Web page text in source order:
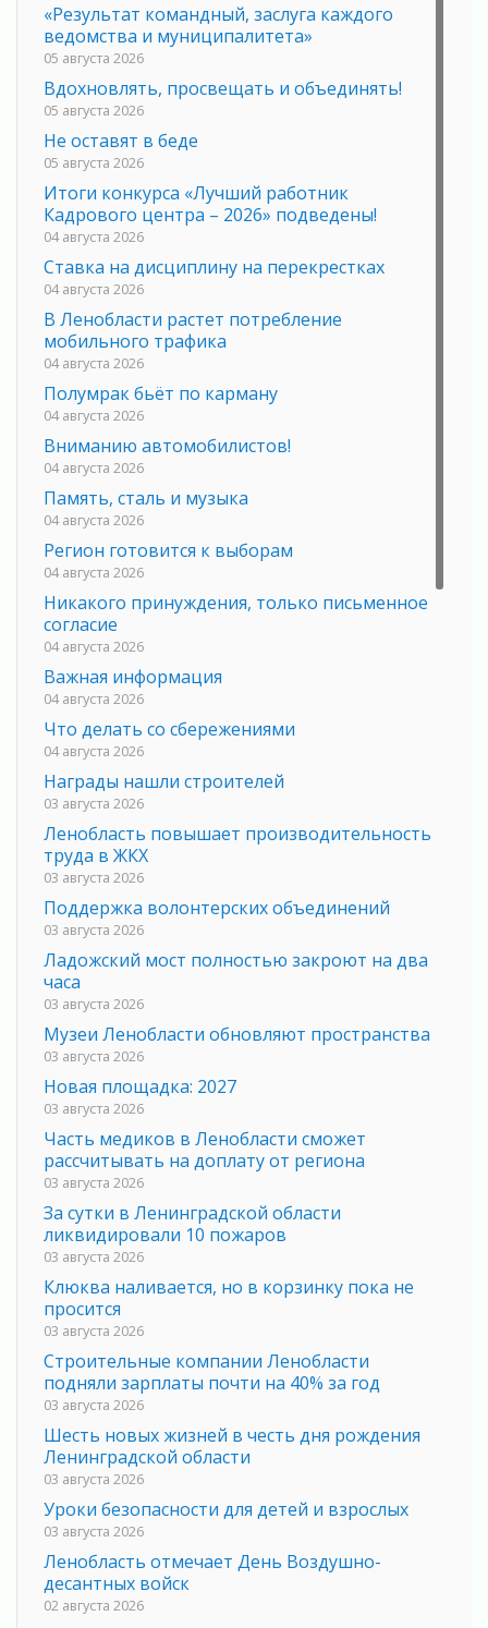
«Результат командный, заслуга каждого
ведомства и муниципалитета»
05 августа 2026
Вдохновлять, просвещать и объединять!
05 августа 2026
Не оставят в беде
05 августа 2026
Итоги конкурса «Лучший работник
Кадрового центра – 2026» подведены!
04 августа 2026
Ставка на дисциплину на перекрестках
04 августа 2026
В Ленобласти растет потребление
мобильного трафика
04 августа 2026
Полумрак бьёт по карману
04 августа 2026
Вниманию автомобилистов!
04 августа 2026
Память, сталь и музыка
04 августа 2026
Регион готовится к выборам
04 августа 2026
Никакого принуждения, только письменное
согласие
04 августа 2026
Важная информация
04 августа 2026
Что делать со сбережениями
04 августа 2026
Награды нашли строителей
03 августа 2026
Ленобласть повышает производительность
труда в ЖКХ
03 августа 2026
Поддержка волонтерских объединений
03 августа 2026
Ладожский мост полностью закроют на два
часа
03 августа 2026
Музеи Ленобласти обновляют пространства
03 августа 2026
Новая площадка: 2027
03 августа 2026
Часть медиков в Ленобласти сможет
рассчитывать на доплату от региона
03 августа 2026
За сутки в Ленинградской области
ликвидировали 10 пожаров
03 августа 2026
Клюква наливается, но в корзинку пока не
просится
03 августа 2026
Строительные компании Ленобласти
подняли зарплаты почти на 40% за год
03 августа 2026
Шесть новых жизней в честь дня рождения
Ленинградской области
03 августа 2026
Уроки безопасности для детей и взрослых
03 августа 2026
Ленобласть отмечает День Воздушно-
десантных войск
02 августа 2026